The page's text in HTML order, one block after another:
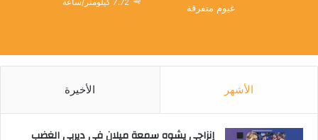
غيوم متفرقة
7.72 كيلومتر/ساعة
الأشهر الأخيرة
إنزاجي يشوه سمعة ميلان في ديربي الغضب